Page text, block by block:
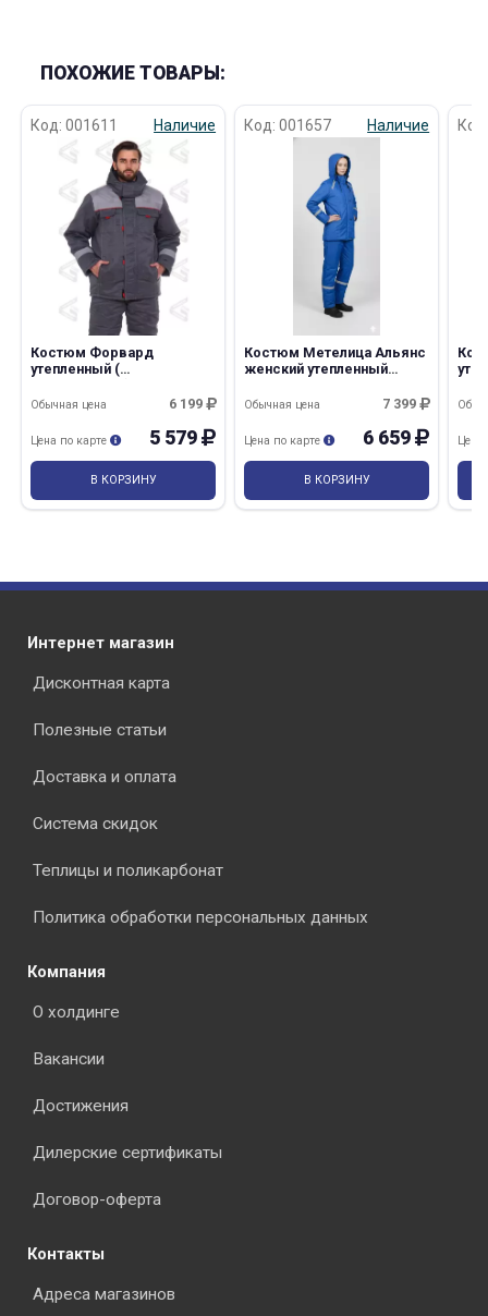
ПОХОЖИЕ ТОВАРЫ:
Код: 001611 Наличие
Костюм Форвард
утепленный (
6 199
Обычная цена
5 579
Цена по карте
В КОРЗИНУ
Код: 001657 Наличие
Костюм Метелица Альянс
женский утепленный
7 399
Обычная цена
6 659
Цена по карте
В КОРЗИНУ
Цена
Интернет магазин
Дисконтная карта
Полезные статьи
Доставка и оплата
Система скидок
Теплицы и поликарбонат
Политика обработки персональных данных
Компания
О холдинге
Вакансии
Достижения
Дилерские сертификаты
Договор-оферта
Контакты
Адреса магазинов